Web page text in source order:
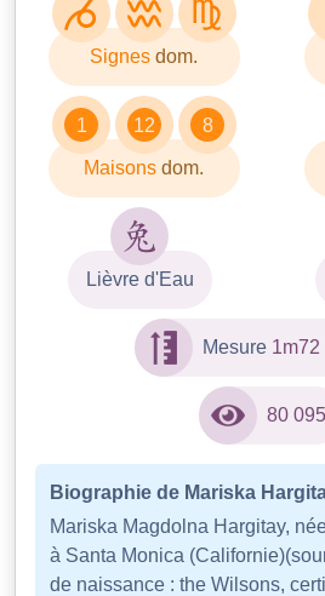
Signes dom.
1 12 8
Maisons dom.
Lièvre d'Eau
Mesure 1m72
80 095
Biographie de Mariska
Mariska Magdolna Hargitay,
à Santa Monica
de naissance : the Wilsons,